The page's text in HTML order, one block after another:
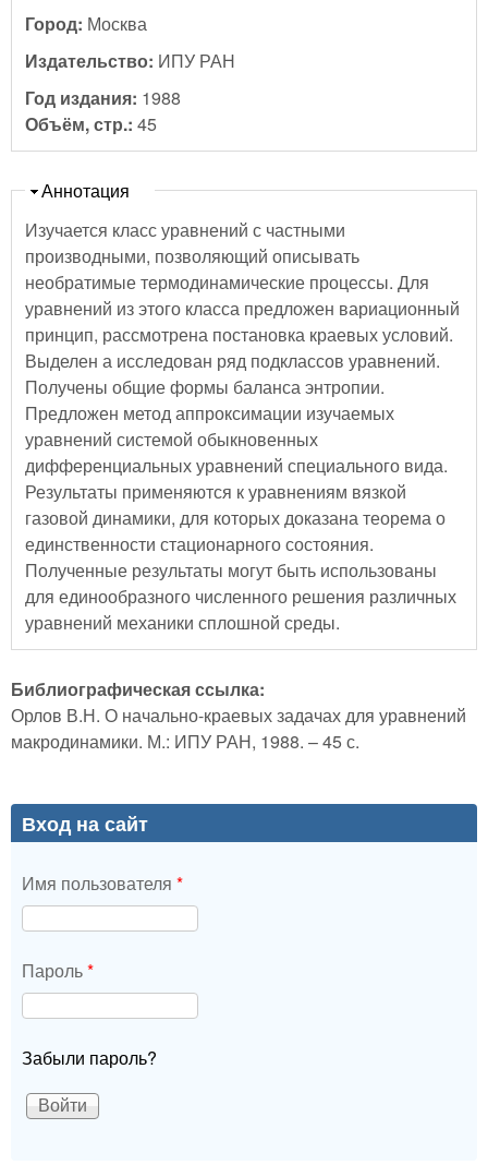
Город: Москва
Издательство: ИПУ РАН
Год издания: 1988
Объём, стр.: 45
Скрыть
Аннотация
Изучается класс уравнений с частными
производными, позволяющий описывать
необратимые термодинамические процессы. Для
уравнений из этого класса предложен вариационный
принцип, рассмотрена постановка краевых условий.
Выделен а исследован ряд подклассов уравнений.
Получены общие формы баланса энтропии.
Предложен метод аппроксимации изучаемых
уравнений системой обыкновенных
дифференциальных уравнений специального вида.
Результаты применяются к уравнениям вязкой
газовой динамики, для которых доказана теорема о
единственности стационарного состояния.
Полученные результаты могут быть использованы
для единообразного численного решения различных
уравнений механики сплошной среды.
Библиографическая ссылка:
Орлов В.Н. О начально-краевых задачах для уравнений
макродинамики. М.: ИПУ РАН, 1988. – 45 с.
Вход на сайт
Имя пользователя *
Пароль*
Забыли пароль?